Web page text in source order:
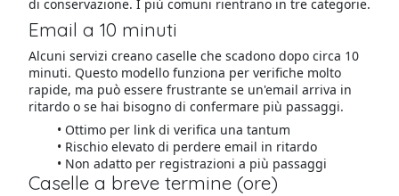
di conservazione. I più comuni rientrano in tre categorie.
Email a 10 minuti
Alcuni servizi creano caselle che scadono dopo circa 10
minuti. Questo modello funziona per verifiche molto
rapide, ma può essere frustrante se un'email arriva in
ritardo o se hai bisogno di confermare più passaggi.
Ottimo per link di verifica una tantum
Rischio elevato di perdere email in ritardo
Non adatto per registrazioni a più passaggi
Caselle a breve termine (ore)